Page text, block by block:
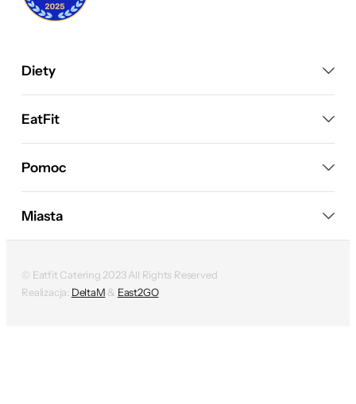
Diety
EatFit
Pomoc
© Eatfit Catering 2023 All Rights Reserved
Realizacja: DeltaM & East2GO
Miasta